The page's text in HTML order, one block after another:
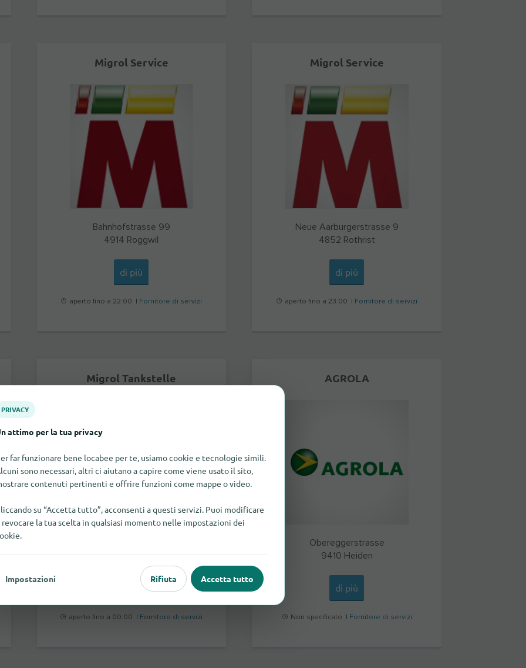
Migrol Service
Bahnhofstrasse 99
4914 Roggwil
di più
aperto fino a 22:00 | Fornitore di servizi
Migrol Service
Neue Aarburgerstrasse 9
4852 Rothrist
di più
aperto fino a 23:00 | Fornitore di servizi
Migrol Tankstelle
8645 Friburgo in Brisgovia
di più
aperto fino a 00:00 | Fornitore di servizi
AGROLA
Obereggerstrasse
9410 Heiden
di più
Non specificato | Fornitore di servizi
PRIVACY
attimo per la tua privacy
far funzionare bene locabee per te, usiamo cookie e tecnologie simili.
sono necessari, altri ci aiutano a capire come viene usato il sito,
contenuti pertinenti e offrire funzioni come mappe o video.
su “Accetta tutto”, acconsenti a questi servizi. Puoi modificare
revocare la tua scelta in qualsiasi momento nelle impostazioni dei
Impostazioni Rifiuta Accetta tutto